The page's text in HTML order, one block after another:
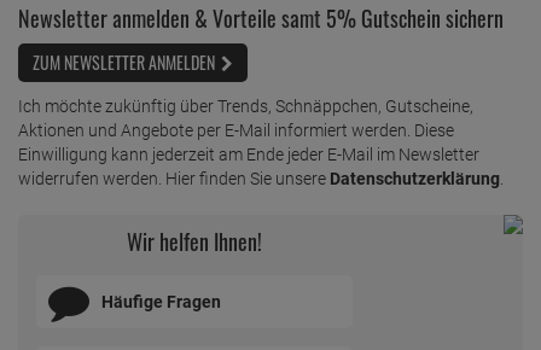
Newsletter anmelden & Vorteile samt 5% Gutschein sichern
ZUM NEWSLETTER ANMELDEN
Ich möchte zukünftig über Trends, Schnäppchen, Gutscheine,
Aktionen und Angebote per E-Mail informiert werden. Diese
Einwilligung kann jederzeit am Ende jeder E-Mail im Newsletter
widerrufen werden. Hier finden Sie unsere Datenschutzerklärung
Wir helfen Ihnen!
Häufige Fragen